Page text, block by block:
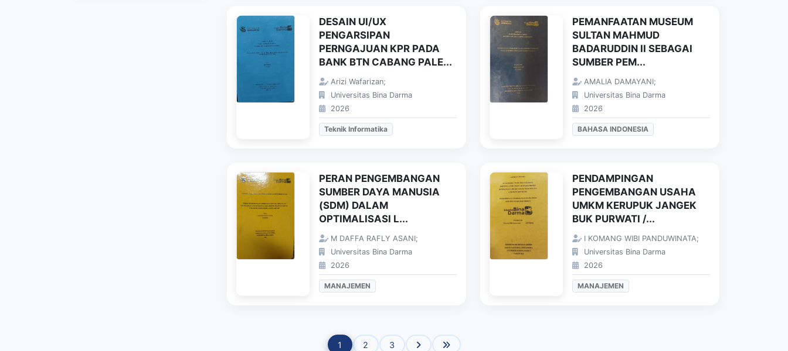
DESAIN UI/UX
PENGARSIPAN
PERNGAJUAN KPR PADA
BANK BTN CABANG PALE...
Arizi Wafarizan;
Universitas Bina Darma
2026
Teknik Informatika
PEMANFAATAN MUSEUM
SULTAN MAHMUD
BADARUDDIN II SEBAGAI
SUMBER PEM...
AMALIA DAMAYANI;
Universitas Bina Darma
2026
BAHASA INDONESIA
PERAN PENGEMBANGAN
SUMBER DAYA MANUSIA
(SDM) DALAM
OPTIMALISASI L...
M DAFFA RAFLY ASANI;
Universitas Bina Darma
2026
MANAJEMEN
PENDAMPINGAN
PENGEMBANGAN USAHA
UMKM KERUPUK JANGEK
BUK PURWATI /...
I KOMANG WIBI PANDUWINATA;
Universitas Bina Darma
2026
MANAJEMEN
1 2 3